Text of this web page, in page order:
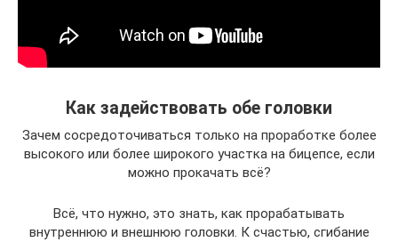
Как задействовать обе головки
Зачем сосредоточиваться только на проработке более
высокого или более широкого участка на бицепсе, если
можно прокачать всё?
Всё, что нужно, это знать, как прорабатывать
внутреннюю и внешнюю головки. К счастью, сгибание